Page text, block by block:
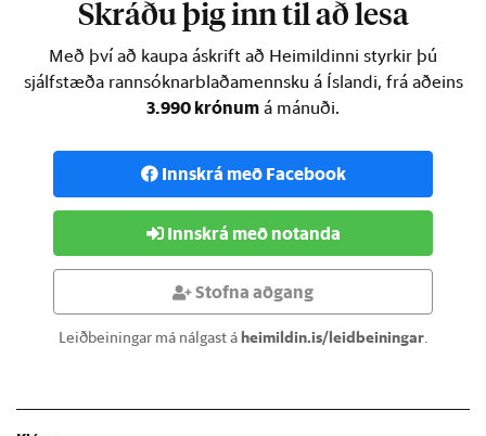
Skráðu þig inn til að lesa
Með því að kaupa áskrift að Heimildinni styrkir þú
sjálfstæða rannsóknarblaðamennsku á Íslandi, frá aðeins
3.990 krónum á mánuði.
Innskrá með Facebook
Innskrá með notanda
Stofna aðgang
Leiðbeiningar má nálgast áheimildin.is/leidbeiningar.